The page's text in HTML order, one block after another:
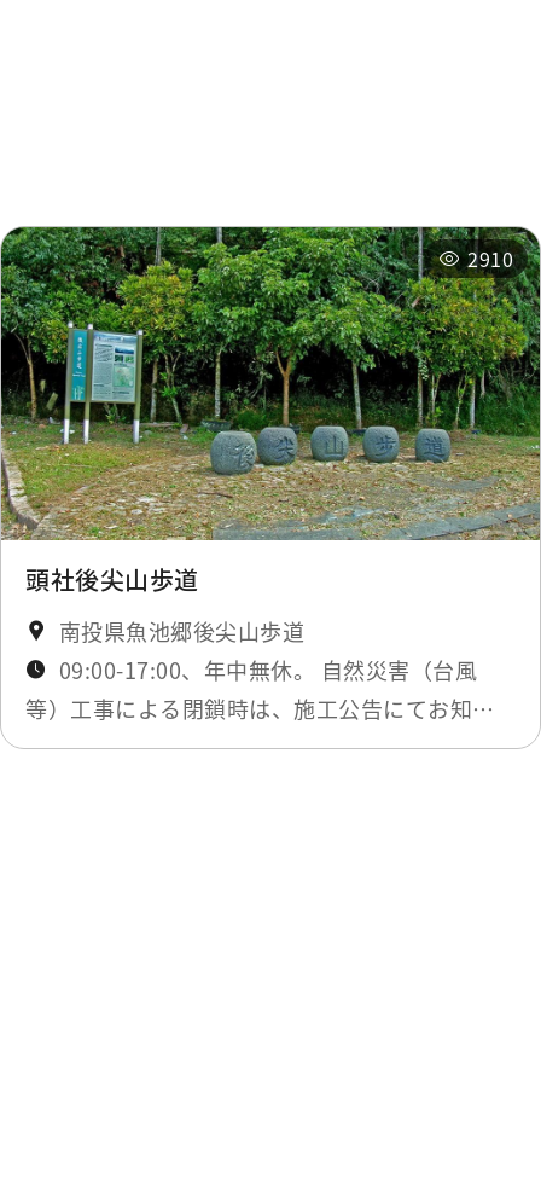
2910
頭社後尖山歩道
南投県魚池郷後尖山歩道
09:00-17:00、年中無休。 自然災害（台風
等）工事による閉鎖時は、施工公告にてお知ら
せします。